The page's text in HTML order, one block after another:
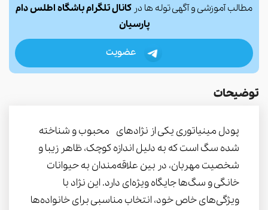
مطالب آموزشی و آگهی توله ها در کانال تلگرام باشگاه اطلس دام
پارسیان
عضویت
توضیحات
پودل مینیاتوری یکی از نژادهای محبوب و شناخته
شده سگ است که به دلیل اندازه کوچک، ظاهر زیبا و
شخصیت مهربان، در بین علاقه‌مندان به حیوانات
خانگی و سگ‌ها جایگاه ویژه‌ای دارد. این نژاد با
ویژگی‌های خاص خود، انتخاب مناسبی برای خانواده‌ها